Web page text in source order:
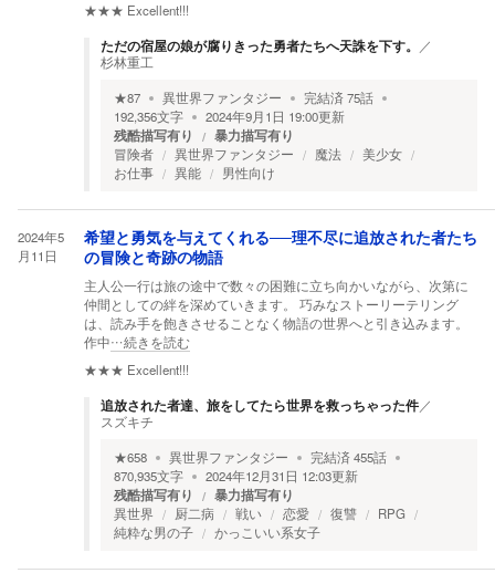
★★★ Excellent!!!
ただの宿屋の娘が腐りきった勇者たちへ天誅を下す。
／
杉林重工
★87 異世界ファンタジー 完結済75話
192,356文字 2024年9月1日 19:00更新
残酷描写有り 暴力描写有り
冒険者 異世界ファンタジー 魔法
美少女
お仕事
異能 男性向け
2024年5
月11日
希望と勇気を与えてくれる──理不尽に追放された者たち
の冒険と奇跡の物語
主人公一行は旅の途中で数々の困難に立ち向かいながら、次第に
仲間としての絆を深めていきます。 巧みなストーリーテリング
は、読み手を飽きさせることなく物語の世界へと引き込みます。
作中…続きを読む
★★★ Excellent!!!
追放された者達、旅をしてたら世界を救っちゃった件／
スズキチ
★658 異世界ファンタジー 完結済455話
870,935文字 2024年12月31日 12:03更新
残酷描写有り 暴力描写有り
異世界 厨二病 戦い 恋愛 復讐
RPG
純粋な男の子
かっこいい系女子